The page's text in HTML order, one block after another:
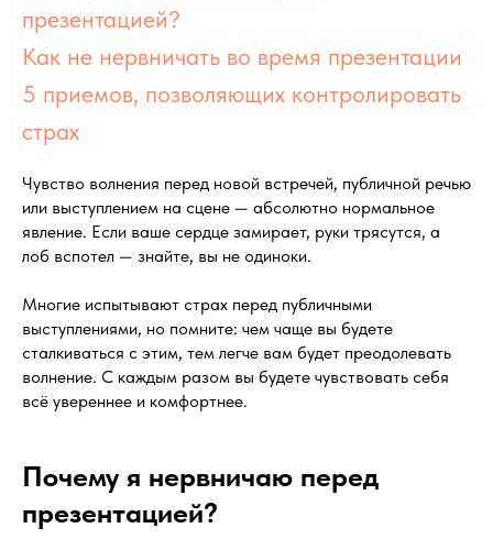
презентацией?
Как не нервничать во время презентации
5 приемов, позволяющих контролировать
страх
Чувство волнения перед новой встречей, публичной речью
или выступлением на сцене — абсолютно нормальное
явление. Если ваше сердце замирает, руки трясутся, а
лоб вспотел — знайте, вы не одиноки.
Многие испытывают страх перед публичными
выступлениями, но помните: чем чаще вы будете
сталкиваться с этим, тем легче вам будет преодолевать
волнение. С каждым разом вы будете чувствовать себя
всё увереннее и комфортнее.
Почему я нервничаю перед
презентацией?